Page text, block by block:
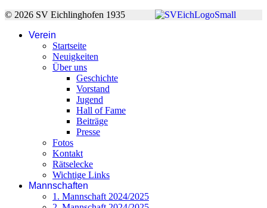
© 2026 SV Eichlinghofen 1935
Verein
Startseite
Neuigkeiten
Über uns
Geschichte
Vorstand
Jugend
Hall of Fame
Beiträge
Presse
Fotos
Kontakt
Rätselecke
Wichtige Links
Mannschaften
1. Mannschaft 2024/2025